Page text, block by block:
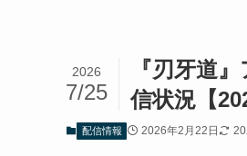
『刃牙道
信状況【
2026
7/25
配信情報 2026年2月22日